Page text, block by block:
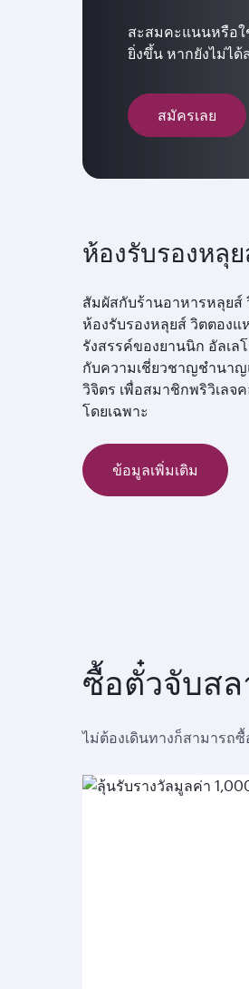
สะสมคะแนนหรือใ
ยิ่งขึ้น หากยังไม่ไ
สมัครเลย
ห้องรับรองหลุ
สัมผัสกับร้านอาหารหลุยส์
ห้องรับรองหลุยส์ วิตตองแ
รังสรรค์ของยานนิก อัลเล
กับความเชี่ยวชาญชำนาญ
วิจิตร เพื่อสมาชิกพริวิเล
โดยเฉพาะ
ข้อมูลเพิ่มเติม
ซื้อตั๋วจับส
ไม่ต้องเดินทางก็สามารถ